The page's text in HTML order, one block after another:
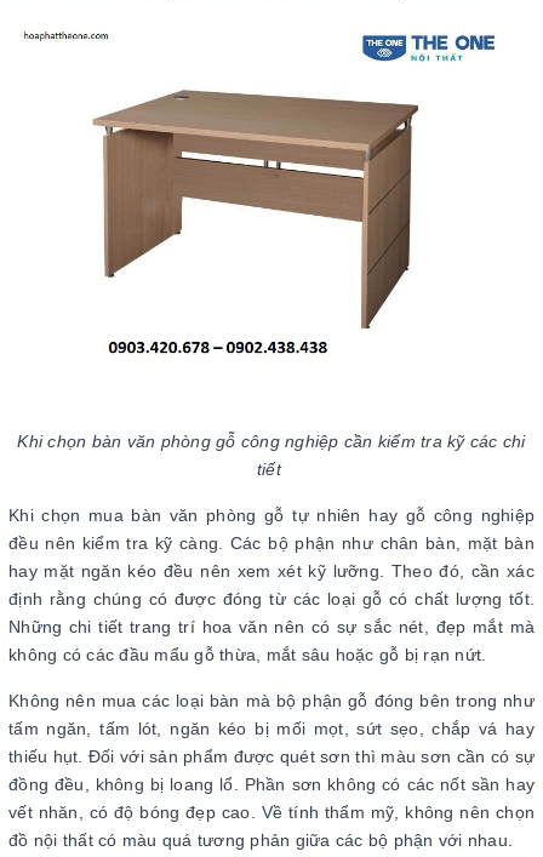
Khi chọn bàn văn phòng gỗ công nghiệp cần kiểm tra kỹ các chi
tiết
Khi chọn mua bàn văn phòng gỗ tự nhiên hay gỗ công nghiệp
đều nên kiểm tra kỹ càng. Các bộ phận như chân bàn, mặt bàn
hay mặt ngăn kéo đều nên xem xét kỹ lưỡng. Theo đó, cần xác
định rằng chúng có được đóng từ các loại gỗ có chất lượng tốt.
Những chi tiết trang trí hoa văn nên có sự sắc nét, đẹp mắt mà
không có các đầu mẩu gỗ thừa, mắt sâu hoặc gỗ bị rạn nứt.
Không nên mua các loại bàn mà bộ phận gỗ đóng bên trong như
tấm ngăn, tấm lót, ngăn kéo bị mối mọt, sứt sẹo, chắp vá hay
thiếu hụt. Đối với sản phẩm được quét sơn thì màu sơn cần có sự
đồng đều, không bị loang lổ. Phần sơn không có các nốt sần hay
vết nhăn, có độ bóng đẹp cao. Về tính thẩm mỹ, không nên chọn
đồ nội thất có màu quá tương phản giữa các bộ phận với nhau.